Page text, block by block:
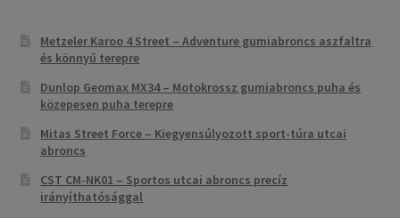
Metzeler Karoo 4 Street – Adventure gumiabroncs aszfaltra
és könnyű terepre
Dunlop Geomax MX34 – Motokrossz gumiabroncs puha és
közepesen puha terepre
Mitas Street Force – Kiegyensúlyozott sport-túra utcai
abroncs
CST CM-NK01 – Sportos utcai abroncs precíz
irányíthatósággal